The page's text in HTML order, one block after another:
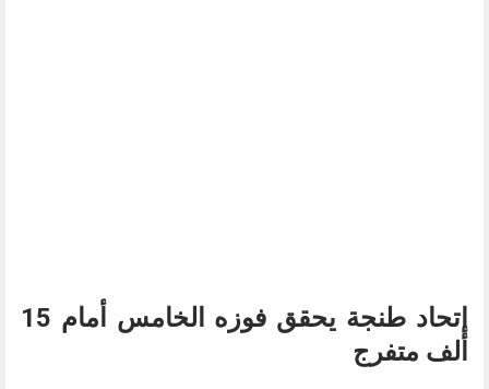
إتحاد طنجة يحقق فوزه الخامس أمام 15
ألف متفرج